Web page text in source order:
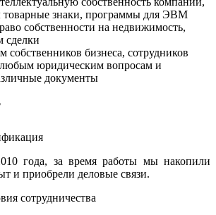
товарные знаки, программы для ЭВМ
собственности на недвижимость,
сделки
собственников бизнеса, сотрудников
юридическим вопросам и
документы
года, за время работы мы накопили
и приобрели деловые связи.
сотрудничества